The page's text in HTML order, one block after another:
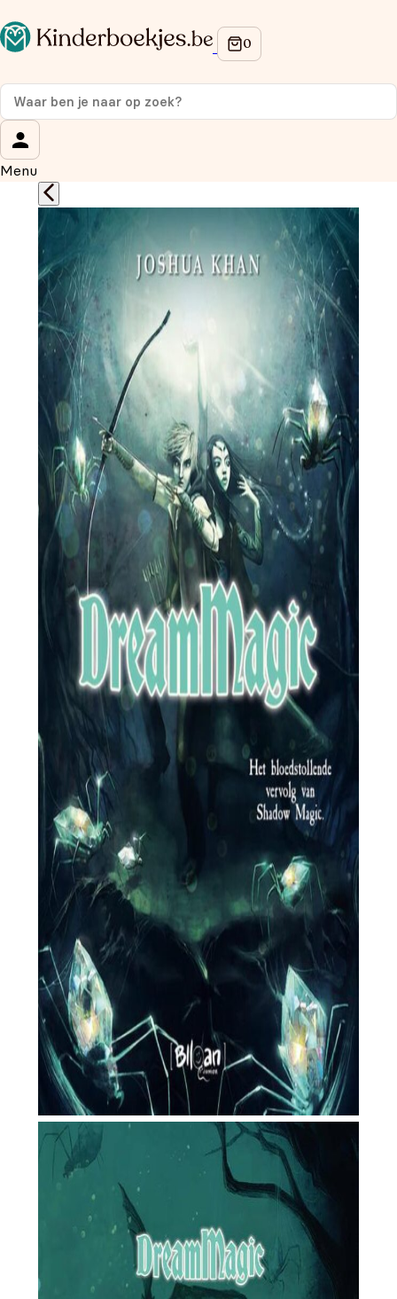
Menu
Op de hoogte blijven van onze acties?
Meld je aan voor onze nieuwsbrief en ontvang
korting
Wat is je voornaam?
Wat is je e-mailadres?*
Aanmelden
We gebruiken je gegevens om contact op te nemen, in
overeenstemming met ons
privacybeleid.